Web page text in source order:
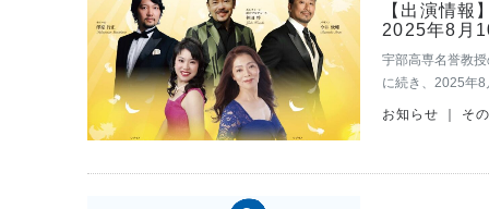
【出演情報
2025年8月
宇部高専名誉教
に続き、2025年
になりました。
お知らせ ｜ そ